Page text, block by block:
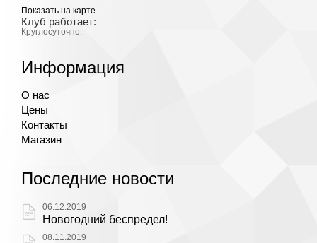
Показать на карте
Клуб работает:
Круглосуточно.
Информация
О нас
Цены
Контакты
Магазин
Последние новости
06.12.2019
Новогодний беспредел!
08.11.2019